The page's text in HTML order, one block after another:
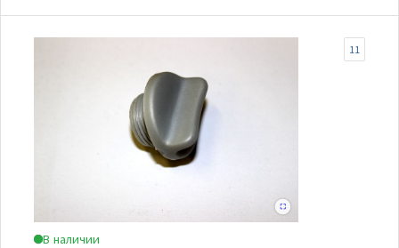
В наличии
11